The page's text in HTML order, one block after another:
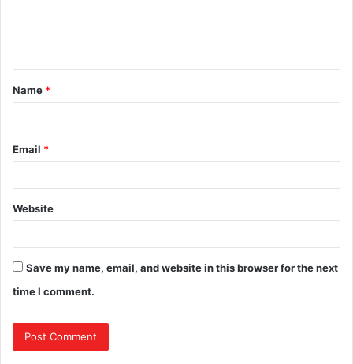
Name *
Email *
Website
Save my name, email, and website in this browser for the next
time I comment.